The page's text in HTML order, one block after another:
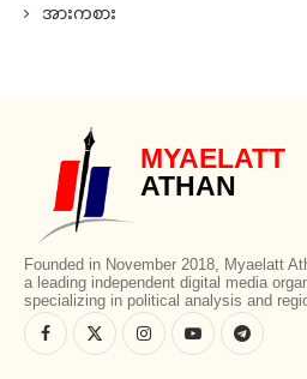
အားကစား
MYAELATT
ATHAN
Founded in November 2018, Myaelatt
a leading independent digital media
specializing in political analysis and